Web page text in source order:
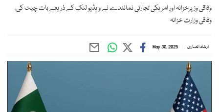
وفاقی وزیرخزانہ اور امریکی تجارتی نمائندے نے ویڈیو لنک کے ذریعے بات چیت کی،
وفاقی وزارت خزانہ
ارشاد انصاری May 30, 2025